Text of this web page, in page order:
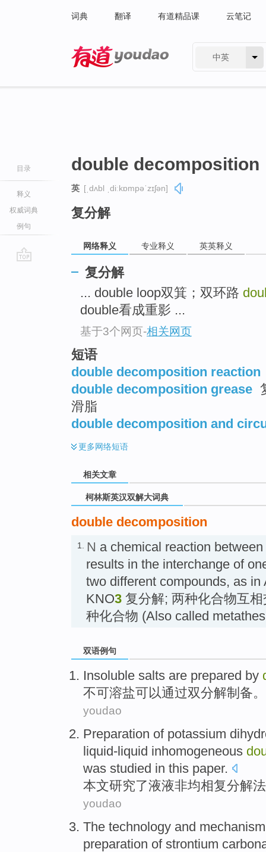
词典 翻译 有道精品课 云笔记
中英
目录
释义
权威词典
例句
double decomposition
英 [ˌdʌbl ˌdiːkɒmpəˈzɪʃən]
复分解
网络释义 专业释义 英英释义
复分解
... double loop双箕；双环路
double看成重影 ...
基于3个网页-相关网页
短语
double decomposition reaction
double decomposition grease
滑脂
double decomposition and
更多网络短语
相关文章
柯林斯英汉双解大词典
double decomposition
1. N a chemical reaction
results in the interchange of
two different compounds, as in
KNO3 复分解; 两种化合物互
种化合物 (Also called
双语例句
Insoluble salts are prepared by
不可溶盐可以通过双分解制备。
youdao
Preparation of potassium
liquid-liquid inhomogeneous
was studied in this paper.
本文研究了液液非均相复分解
youdao
The technology and mechanism
preparation of strontium